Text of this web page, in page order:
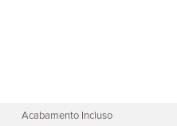
Acabamento Incluso